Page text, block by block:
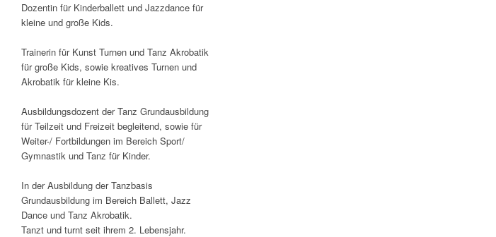
Dozentin für Kinderballett und Jazzdance für
kleine und große Kids.
Trainerin für Kunst Turnen und Tanz Akrobatik
für große Kids, sowie kreatives Turnen und
Akrobatik für kleine Kis.
Ausbildungsdozent der Tanz Grundausbildung
für Teilzeit und Freizeit begleitend, sowie für
Weiter-/ Fortbildungen im Bereich Sport/
Gymnastik und Tanz für Kinder.
In der Ausbildung der Tanzbasis
Grundausbildung im Bereich Ballett, Jazz
Dance und Tanz Akrobatik.
Tanzt und turnt seit ihrem 2. Lebensjahr.